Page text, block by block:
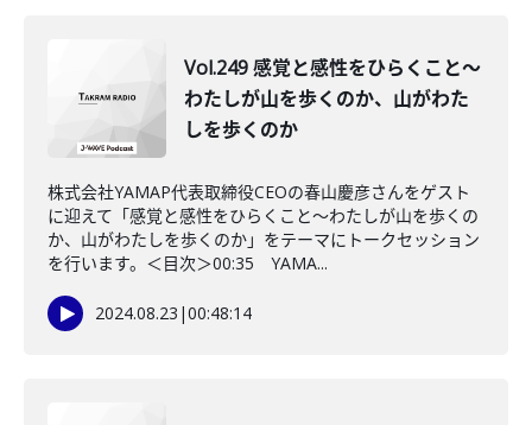
Vol.249 感覚と感性をひらくこと～
わたしが山を歩くのか、山がわた
しを歩くのか
株式会社YAMAP代表取締役CEOの春山慶彦さんをゲスト
に迎えて「感覚と感性をひらくこと〜わたしが山を歩くの
か、山がわたしを歩くのか」をテーマにトークセッション
を行います。＜目次＞00:35 YAMA...
2024.08.23 |00:48:14